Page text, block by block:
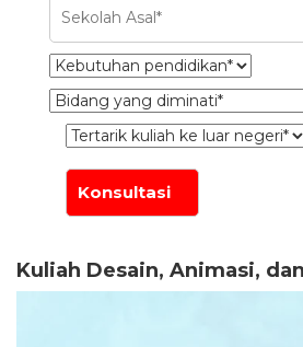
Kuliah Desain, Animasi,